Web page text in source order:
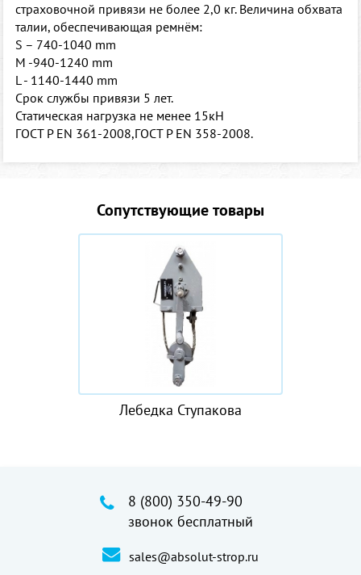
страховочной привязи не более 2,0 кг. Величина обхвата
талии, обеспечивающая ремнём:
S – 740-1040 mm
M -940-1240 mm
L - 1140-1440 mm
Срок службы привязи 5 лет.
Статическая нагрузка не менее 15кН
ГОСТ Р EN 361-2008,ГОСТ Р EN 358-2008.
Сопутствующие товары
Лебедка Ступакова
8 (800) 350-49-90
звонок бесплатный
sales@absolut-strop.ru